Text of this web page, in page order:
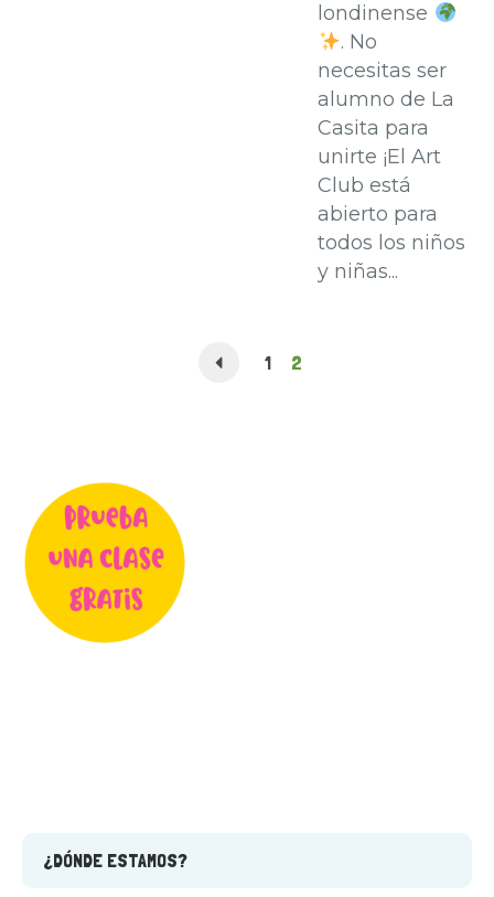
londinense
. No
necesitas ser
alumno de La
Casita para
unirte ¡El Art
Club está
abierto para
todos los niños
y niñas...
1 2
¿DÓNDE ESTAMOS?